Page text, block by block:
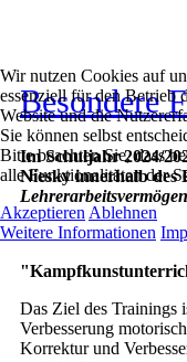
Besondere
Im Schuljahr 2024/
Niesky innerhalb des
Lehrerarbeitsvermögen
Das Ziel des Trainings
Verbesserung
Korrektur und
Wir nutzen Cookies auf
essenziell für den Betrieb
Website und die
Sie können selbst
Bitte beachten Sie, dass
alle Funktionalitäten der
Akzeptieren Ablehnen
Weitere Informationen